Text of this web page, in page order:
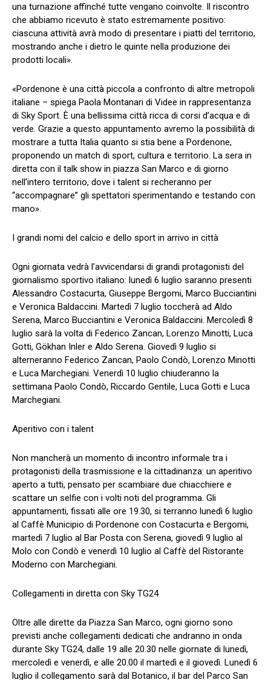
una turnazione affinché tutte vengano coinvolte. Il riscontro
che abbiamo ricevuto è stato estremamente positivo:
ciascuna attività avrà modo di presentare i piatti del territorio,
mostrando anche i dietro le quinte nella produzione dei
prodotti locali».
«Pordenone è una città piccola a confronto di altre metropoli
italiane – spiega Paola Montanari di Videe in rappresentanza
di Sky Sport. È una bellissima città ricca di corsi d’acqua e di
verde. Grazie a questo appuntamento avremo la possibilità di
mostrare a tutta Italia quanto si stia bene a Pordenone,
proponendo un match di sport, cultura e territorio. La sera in
diretta con il talk show in piazza San Marco e di giorno
nell’intero territorio, dove i talent si recheranno per
“accompagnare” gli spettatori sperimentando e testando con
mano».
I grandi nomi del calcio e dello sport in arrivo in città
Ogni giornata vedrà l’avvicendarsi di grandi protagonisti del
giornalismo sportivo italiano: lunedì 6 luglio saranno presenti
Alessandro Costacurta, Giuseppe Bergomi, Marco Bucciantini
e Veronica Baldaccini. Martedì 7 luglio toccherà ad Aldo
Serena, Marco Bucciantini e Veronica Baldaccini. Mercoledì 8
luglio sarà la volta di Federico Zancan, Lorenzo Minotti, Luca
Gotti, Gökhan Inler e Aldo Serena. Giovedì 9 luglio si
alterneranno Federico Zancan, Paolo Condò, Lorenzo Minotti
e Luca Marchegiani. Venerdì 10 luglio chiuderanno la
settimana Paolo Condò, Riccardo Gentile, Luca Gotti e Luca
Marchegiani.
Aperitivo con i talent
Non mancherà un momento di incontro informale tra i
protagonisti della trasmissione e la cittadinanza: un aperitivo
aperto a tutti, pensato per scambiare due chiacchiere e
scattare un selfie con i volti noti del programma. Gli
appuntamenti, fissati alle ore 19.30, si terranno lunedì 6 luglio
al Caffè Municipio di Pordenone con Costacurta e Bergomi,
martedì 7 luglio al Bar Posta con Serena, giovedì 9 luglio al
Molo con Condò e venerdì 10 luglio al Caffè del Ristorante
Moderno con Marchegiani.
Collegamenti in diretta con Sky TG24
Oltre alle dirette da Piazza San Marco, ogni giorno sono
previsti anche collegamenti dedicati che andranno in onda
durante Sky TG24, dalle 19 alle 20.30 nelle giornate di lunedì,
mercoledì e venerdì, e alle 20.00 il martedì e il giovedì. Lunedì 6
luglio il collegamento sarà dal Botanico, il bar del Parco San